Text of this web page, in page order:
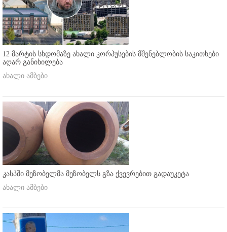
12 მარტის სხდომაზე ახალი კორპუსების მშენებლობის საკითხები
აღარ განიხილება
ახალი ამბები
კასპში მეზობელმა მეზობელს გზა ქვევრებით გადაუკეტა
ახალი ამბები